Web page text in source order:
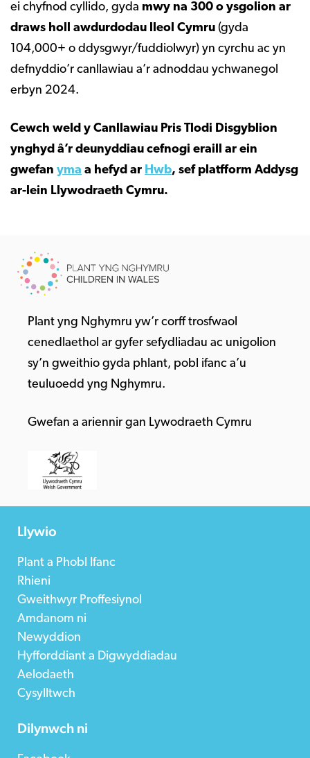
ei chyfnod cyllido, gyda mwy na 300 o ysgolion ar
draws holl awdurdodau lleol Cymru (gyda
104,000+ o ddysgwyr/fuddiolwyr) yn cyrchu ac yn
defnyddio’r canllawiau a’r adnoddau ychwanegol
erbyn 2024.
Cewch weld y Canllawiau Pris Tlodi Disgyblion
ynghyd â’r deunyddiau cefnogi eraill ar ein
gwefan yma a hefyd ar Hwb, sef platfform Addysg
ar-lein Llywodraeth Cymru.
Plant yng Nghymru yw’r corff trosfwaol
cenedlaethol ar gyfer sefydliadau ac unigolion
sy’n gweithio gyda phlant, pobl ifanc a’u
teuluoedd yng Nghymru.
Gwefan a ariennir gan Lywodraeth Cymru
Llywio
Plant a Phobl Ifanc
Rhieni
Gweithwyr Proffesiynol
Amdanom ni
Newyddion
Hyfforddiant a Digwyddiadau
Aelodaeth
Cysylltwch
Dilynwch ni